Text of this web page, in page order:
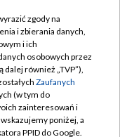
zgody na
i zbierania danych,
i ich
osobowych przez
dalej również „TVP”),
Zaufanych
(w tym do
zainteresowań i
poniżej, a
PPID do Google.